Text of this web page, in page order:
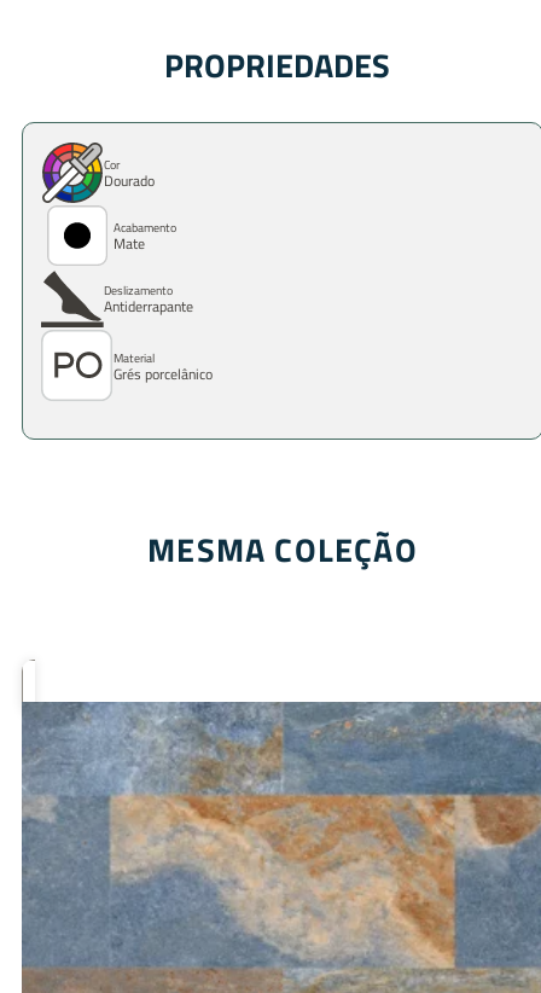
PROPRIEDADES
Cor
Dourado
Acabamento
Mate
Deslizamento
Antiderrapante
Material
Grés porcelânico
MESMA COLEÇÃO